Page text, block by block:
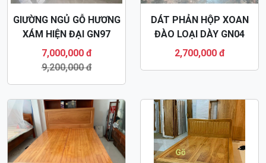
GIƯỜNG NGỦ GỖ HƯƠNG
XÁM HIỆN ĐẠI GN97
7,000,000 đ
9,200,000 đ
DÁT PHẢN HỘP XOAN
ĐÀO LOẠI DÀY GN04
2,700,000 đ